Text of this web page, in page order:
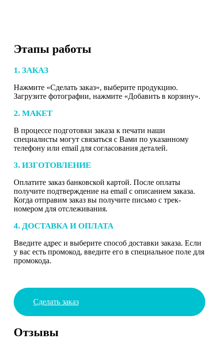
Этапы работы
1. ЗАКАЗ
Нажмите «Сделать заказ», выберите продукцию.
Загрузите фотографии, нажмите «Добавить в корзину».
2. МАКЕТ
В процессе подготовки заказа к печати наши
специалисты могут связаться с Вами по указанному
телефону или email для согласования деталей.
3. ИЗГОТОВЛЕНИЕ
Оплатите заказ банковской картой. После оплаты
получите подтверждение на email с описанием заказа.
Когда отправим заказ вы получите письмо с трек-
номером для отслеживания.
4. ДОСТАВКА И ОПЛАТА
Введите адрес и выберите способ доставки заказа. Если
у вас есть промокод, введите его в специальное поле для
промокода.
Сделать заказ
Отзывы